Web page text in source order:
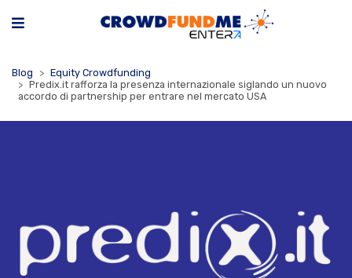
Blog
Equity Crowdfunding
Predix.it rafforza la presenza internazionale siglando un nuovo
accordo di partnership per entrare nel mercato USA